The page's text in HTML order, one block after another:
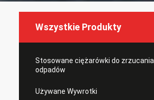
Wszystkie Produkty
Stosowane ciężarówki do zrzucania
odpadów
Używane Wywrotki